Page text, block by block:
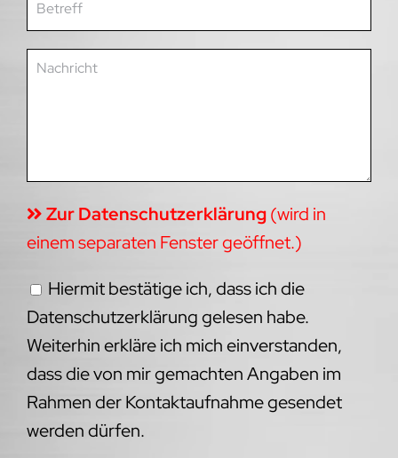
Zur Datenschutzerklärung(wird in
einem separaten Fenster geöffnet.)
Hiermit bestätige ich, dass ich die
Datenschutzerklärung gelesen habe.
Weiterhin erkläre ich mich einverstanden,
dass die von mir gemachten Angaben im
Rahmen der Kontaktaufnahme gesendet
werden dürfen.